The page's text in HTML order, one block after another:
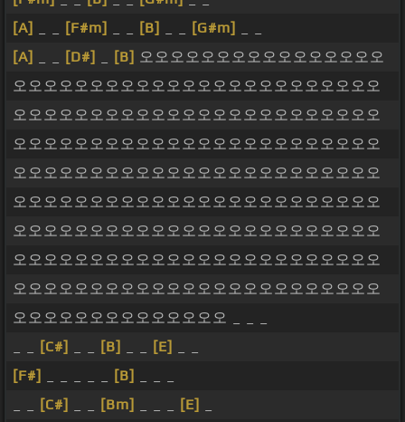
[A]
[F#m] [B] [G#m]
[A]
[D#] [B] 오오오오오오오오오오오오오오오오
오오오오오오오오오오오오오오오오오오오오오오오오
오오오오오오오오오오오오오오오오오오오오오오오오
오오오오오오오오오오오오오오오오오오오오오오오오
오오오오오오오오오오오오오오오오오오오오오오오오
오오오오오오오오오오오오오오오오오오오오오오오오
오오오오오오오오오오오오오오오오오오오오오오오오
오오오오오오오오오오오오오오오오오오오오오오오오
오오오오오오오오오오오오오오오오오오오오오오오오
오오오오오오오오오오오오오오 _ _ _
[C#] [B] [E]
[F#]
[B]
[C#] [Bm] [E]